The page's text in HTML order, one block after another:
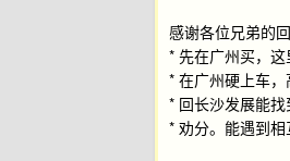
感谢各位兄弟的
* 先在广州买，
* 在广州硬上车
* 回长沙发展能
* 劝分。能遇到